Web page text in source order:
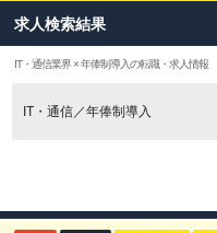
求人検索結果
IT・通信業界 × 年俸制導入の転職・求人情報
IT・通信／年俸制導入